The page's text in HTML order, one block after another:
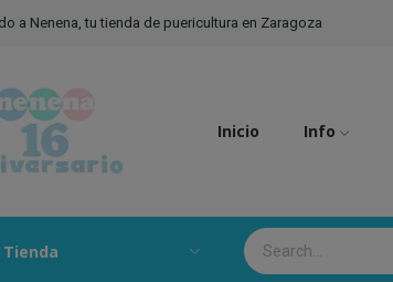
a Nenena, tu tienda de puericultura en Zaragoza
Inicio Info
Tienda